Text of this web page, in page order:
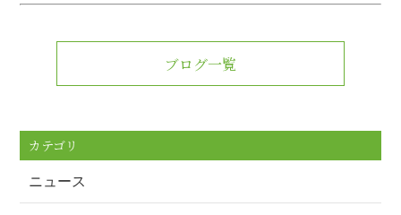
ブログ一覧
カテゴリ
ニュース